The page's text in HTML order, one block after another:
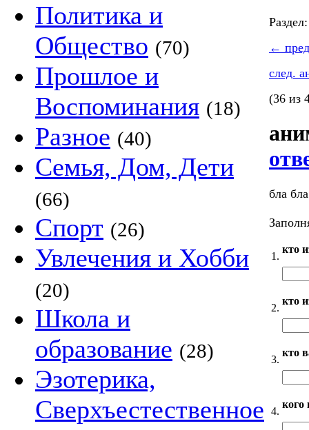
Политика и
Общество (70)
Прошлое и
Воспоминания (18)
Разное (40)
Семья, Дом, Дети
(66)
Спорт (26)
Увлечения и Хобби
(20)
Школа и
образование (28)
Эзотерика,
Сверхъестественное
←
след.
(36 из
бла
1.
кто
2.
кто
3.
кто
4.
кого